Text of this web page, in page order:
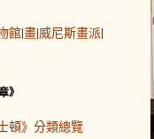
館|畫|威尼斯畫派|
》
頓》分類總覽